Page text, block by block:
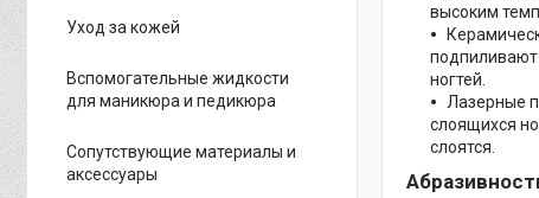
высоким
подпиливают
ногтей.
Лазерные
слоящихся
слоятся.
Уход за кожей
Вспомогательные жидкости
для маникюра и педикюра
Сопутствующие материалы и
аксессуары